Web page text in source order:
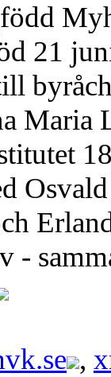
21
Maria
-
,